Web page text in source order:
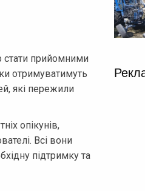
стати прийомними
отримуватимуть
які пережили
опікунів,
Всі вони
підтримку та